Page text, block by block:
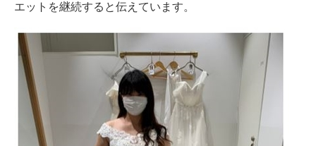
エットを継続すると伝えています。